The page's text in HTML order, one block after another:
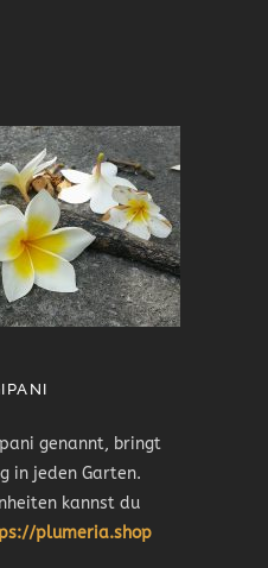
genannt, bringt
in jeden Garten.
kannst du
plumeria.shop